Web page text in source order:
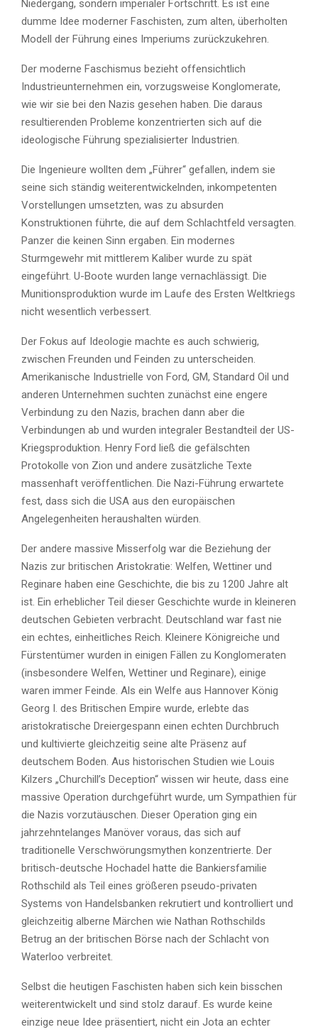
Niedergang, sondern imperialer Fortschritt. Es ist eine
dumme Idee moderner Faschisten, zum alten, überholten
Modell der Führung eines Imperiums zurückzukehren.
Der moderne Faschismus bezieht offensichtlich
Industrieunternehmen ein, vorzugsweise Konglomerate,
wie wir sie bei den Nazis gesehen haben. Die daraus
resultierenden Probleme konzentrierten sich auf die
ideologische Führung spezialisierter Industrien.
Die Ingenieure wollten dem „Führer“ gefallen, indem sie
seine sich ständig weiterentwickelnden, inkompetenten
Vorstellungen umsetzten, was zu absurden
Konstruktionen führte, die auf dem Schlachtfeld versagten.
Panzer die keinen Sinn ergaben. Ein modernes
Sturmgewehr mit mittlerem Kaliber wurde zu spät
eingeführt. U-Boote wurden lange vernachlässigt. Die
Munitionsproduktion wurde im Laufe des Ersten Weltkriegs
nicht wesentlich verbessert.
Der Fokus auf Ideologie machte es auch schwierig,
zwischen Freunden und Feinden zu unterscheiden.
Amerikanische Industrielle von Ford, GM, Standard Oil und
anderen Unternehmen suchten zunächst eine engere
Verbindung zu den Nazis, brachen dann aber die
Verbindungen ab und wurden integraler Bestandteil der US-
Kriegsproduktion. Henry Ford ließ die gefälschten
Protokolle von Zion und andere zusätzliche Texte
massenhaft veröffentlichen. Die Nazi-Führung erwartete
fest, dass sich die USA aus den europäischen
Angelegenheiten heraushalten würden.
Der andere massive Misserfolg war die Beziehung der
Nazis zur britischen Aristokratie: Welfen, Wettiner und
Reginare haben eine Geschichte, die bis zu 1200 Jahre alt
ist. Ein erheblicher Teil dieser Geschichte wurde in kleineren
deutschen Gebieten verbracht. Deutschland war fast nie
ein echtes, einheitliches Reich. Kleinere Königreiche und
Fürstentümer wurden in einigen Fällen zu Konglomeraten
(insbesondere Welfen, Wettiner und Reginare), einige
waren immer Feinde. Als ein Welfe aus Hannover König
Georg I. des Britischen Empire wurde, erlebte das
aristokratische Dreiergespann einen echten Durchbruch
und kultivierte gleichzeitig seine alte Präsenz auf
deutschem Boden. Aus historischen Studien wie Louis
Kilzers „Churchill’s Deception“ wissen wir heute, dass eine
massive Operation durchgeführt wurde, um Sympathien für
die Nazis vorzutäuschen. Dieser Operation ging ein
jahrzehntelanges Manöver voraus, das sich auf
traditionelle Verschwörungsmythen konzentrierte. Der
britisch-deutsche Hochadel hatte die Bankiersfamilie
Rothschild als Teil eines größeren pseudo-privaten
Systems von Handelsbanken rekrutiert und kontrolliert und
gleichzeitig alberne Märchen wie Nathan Rothschilds
Betrug an der britischen Börse nach der Schlacht von
Waterloo verbreitet.
Selbst die heutigen Faschisten haben sich kein bisschen
weiterentwickelt und sind stolz darauf. Es wurde keine
einzige neue Idee präsentiert, nicht ein Jota an echter